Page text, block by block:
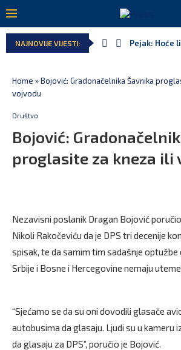
NAJNOVIJE VIJESTI: Pejak: Hoće
Home »Bojović: Gradonačelnika Šavnika
vojvodu
Društvo
Bojović:
proglasite za kneza ili
Nezavisni poslanik Dragan Bojović
Nikoli Rakočeviću da je DPS tri decenije
spisak, te da samim tim sadašnje optužbe
Srbije i Bosne i Hercegovine nemaju
“Sjećamo se da su oni dovodili glasače
autobusima da glasaju. Ljudi su u kameru
da glasaju za DPS”, poručio je Bojović.